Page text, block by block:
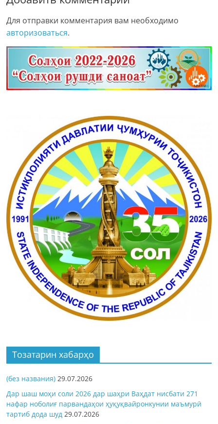
Для отправки комментария вам необходимо
авторизоваться.
Тозатарин хабарҳо
(без названия) 29.07.2026
Дар шаш моҳи соли 2026 дар шаҳри Ваҳдат нисбати 271
нафар ноболиғ парвандаҳои ҳуқуқвайронкунии маъмурӣ
тартиб дода шуд 29.07.2026